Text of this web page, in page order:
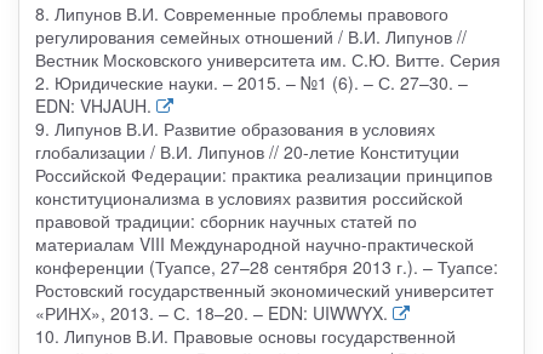
8. Липунов В.И. Современные проблемы правового
регулирования семейных отношений / В.И. Липунов //
Вестник Московского университета им. С.Ю. Витте. Серия
2. Юридические науки. – 2015. – №1 (6). – С. 27–30. –
EDN: VHJAUH.
9. Липунов В.И. Развитие образования в условиях
глобализации / В.И. Липунов // 20-летие Конституции
Российской Федерации: практика реализации принципов
конституционализма в условиях развития российской
правовой традиции: сборник научных статей по
материалам VIII Международной научно-практической
конференции (Туапсе, 27–28 сентября 2013 г.). – Туапсе:
Ростовский государственный экономический университет
«РИНХ», 2013. – С. 18–20. – EDN: UIWWYX.
10. Липунов В.И. Правовые основы государственной